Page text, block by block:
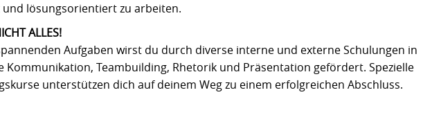
lösungsorientiert zu arbeiten.
ALLES!
Aufgaben wirst du durch diverse interne und externe Schulungen in
Kommunikation, Teambuilding, Rhetorik und Präsentation gefördert. Spezielle
unterstützen dich auf deinem Weg zu einem erfolgreichen Abschluss.